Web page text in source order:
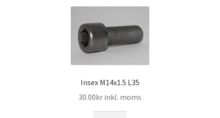
Insex M14x1.5 L35
30.00kr inkl. moms